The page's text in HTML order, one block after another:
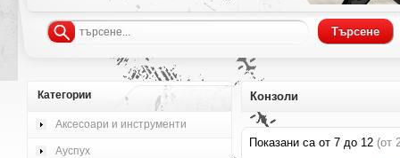
Конзоли
Показани са от 7 до 12 (от
Категории
Аксесоари и инструменти
Ауспух